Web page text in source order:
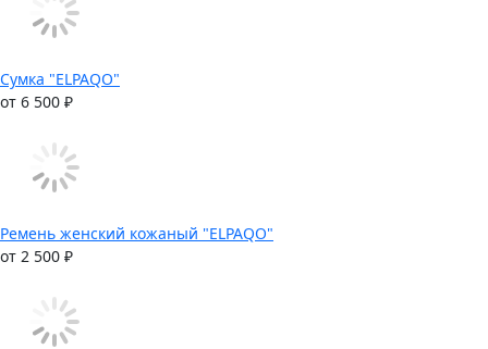
Сумка "ELPAQO"
от 6 500 ₽
Ремень женский кожаный "ELPAQO"
от 2 500 ₽